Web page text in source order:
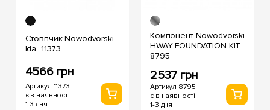
Стовпчик Nowodvorski
Ida 11373
4566 грн
Артикул 11373
є в наявності
1-3 дня
Компонент Nowodvorski
HWAY FOUNDATION KIT
8795
2537 грн
Артикул 8795
є в наявності
1-3 дня